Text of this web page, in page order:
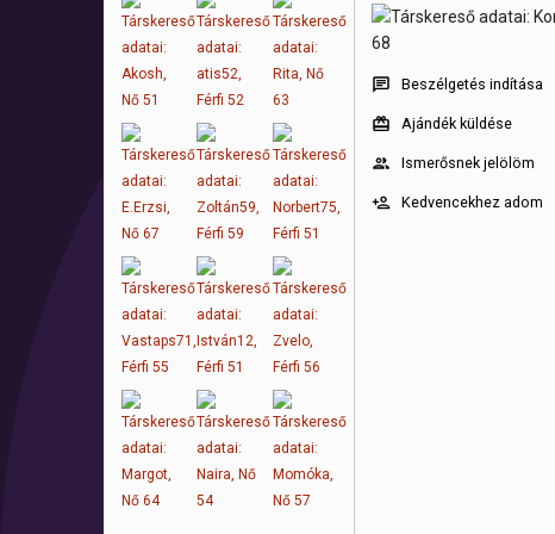
Beszélgetés indítása
Ajándék küldése
Ismerősnek jelölöm
Kedvencekhez adom